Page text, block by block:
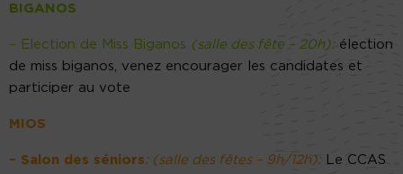
BIGANOS
– Election de Miss Biganos (salle des fête – 20h):élection
de miss biganos, venez encourager les candidates et
participer au vote
MIOS
– Salon des séniors: (salle des fêtes – 9h/12h):Le CCAS